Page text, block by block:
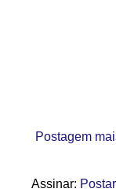
Postagem
Assinar: